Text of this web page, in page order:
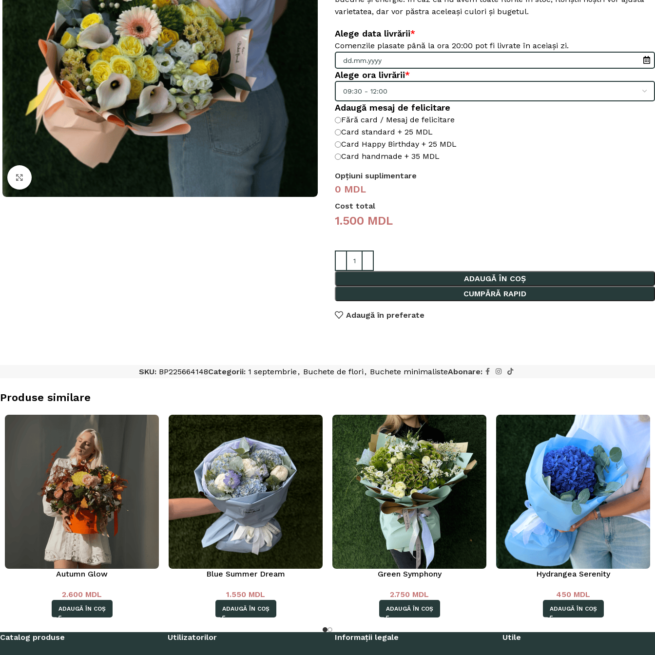
varietatea, dar vor păstra aceleași culori și bugetul.
*
Alege data livrării
Comenzile plasate până la ora 20:00 pot fi livrate în aceiași zi.
*
Alege ora livrării
Adaugă mesaj de felicitare
Fără card / Mesaj de felicitare
Card standard + 25 MDL
Card Happy Birthday + 25 MDL
Card handmade + 35 MDL
Opțiuni suplimentare
0 MDL
Cost total
1.500 MDL
ADAUGĂ ÎN COȘ
CUMPĂRĂ RAPID
Adaugă în preferate
SKU: BP225664148Categorii: 1 septembrie , Buchete de flori , Buchete minimalisteAbonare:
Produse similare
Autumn Glow
2.600 MDL
ADAUGĂ ÎN COȘ
Blue Summer Dream
1.550 MDL
ADAUGĂ ÎN COȘ
Green Symphony
2.750 MDL
ADAUGĂ ÎN COȘ
Hydrangea Serenity
450 MDL
ADAUGĂ ÎN COȘ
Catalog produse Utilizatorilor Informații legale Utile